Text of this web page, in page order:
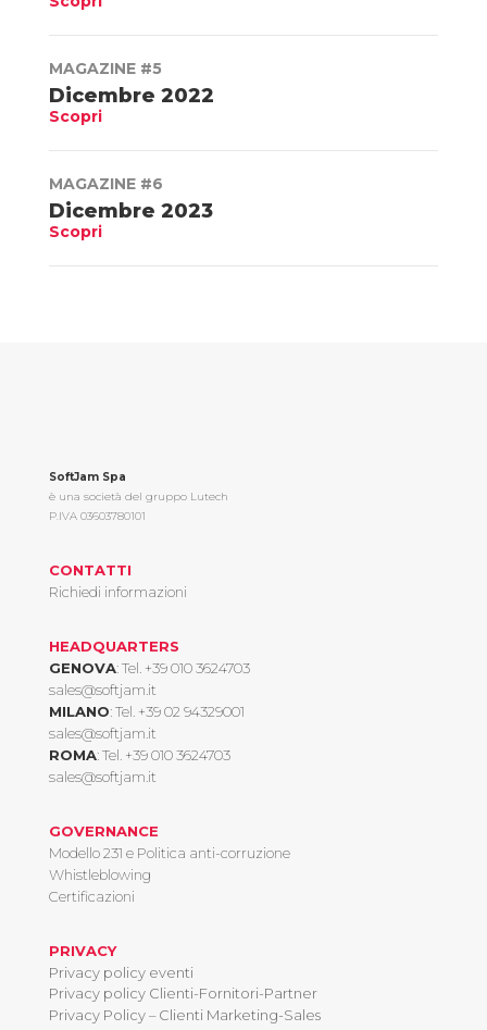
MAGAZINE #5
Dicembre 2022
Scopri
MAGAZINE #6
Dicembre 2023
Scopri
SoftJam Spa
è una società del gruppo Lutech
P.IVA 03603780101
CONTATTI
Richiedi informazioni
HEADQUARTERS
GENOVA: Tel. +39 010 3624703
sales@softjam.it
MILANO: Tel. +39 02 94329001
sales@softjam.it
ROMA: Tel. +39 010 3624703
sales@softjam.it
GOVERNANCE
Modello 231 e Politica anti-corruzione
Whistleblowing
Certificazioni
PRIVACY
Privacy policy eventi
Privacy policy Clienti-Fornitori-Partner
Privacy Policy – Clienti Marketing-Sales